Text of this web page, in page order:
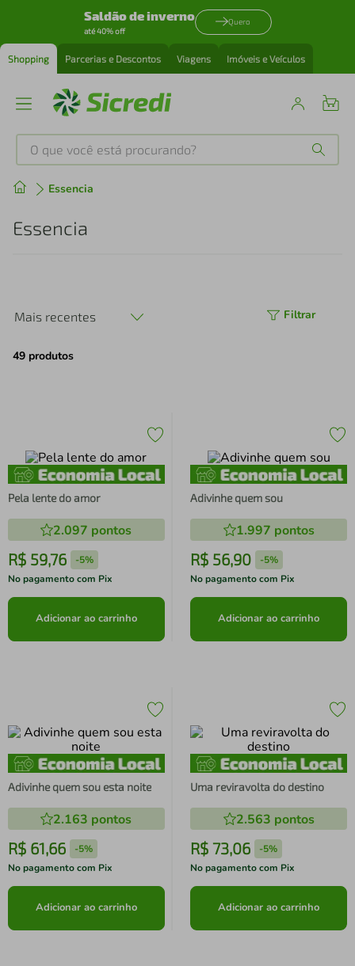
Saldão de inverno
até 40% off
Quero
Shopping Parcerias e Descontos Viagens Imóveis e Veículos
O que você está procurando?
Essencia
Essencia
Mais recentes Filtrar
49 produtos
Pela lente do amor
2.097 pontos
R$ 59,76 -5%
No pagamento com Pix
Adicionar ao carrinho
Adivinhe quem sou
1.997 pontos
R$ 56,90 -5%
No pagamento com Pix
Adicionar ao carrinho
Adivinhe quem sou esta noite
2.163 pontos
R$ 61,66 -5%
No pagamento com Pix
Adicionar ao carrinho
Uma reviravolta do destino
2.563 pontos
R$ 73,06 -5%
No pagamento com Pix
Adicionar ao carrinho
Produtos mais buscados
tenis
perfume
4º air fryer